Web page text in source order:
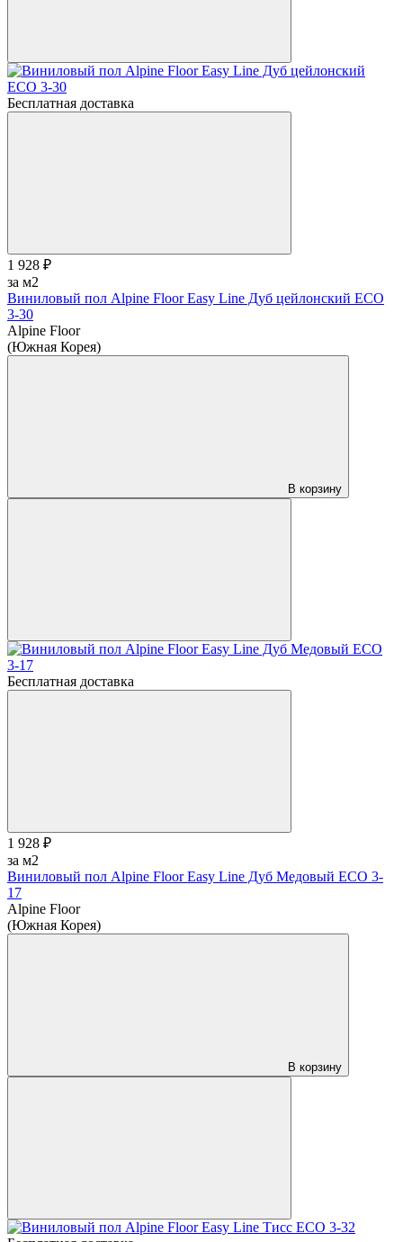
Бесплатная доставка
1 928 ₽
за м2
Виниловый пол Alpine Floor Easy Line Дуб цейлонский ЕСО
3-30
Alpine Floor
(Южная Корея)
В корзину
Бесплатная доставка
1 928 ₽
за м2
Виниловый пол Alpine Floor Easy Line Дуб Медовый ЕСО 3-
17
Alpine Floor
(Южная Корея)
В корзину